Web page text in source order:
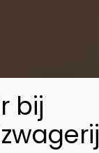
bij